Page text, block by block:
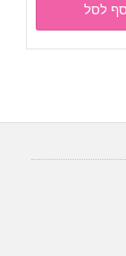
לסל